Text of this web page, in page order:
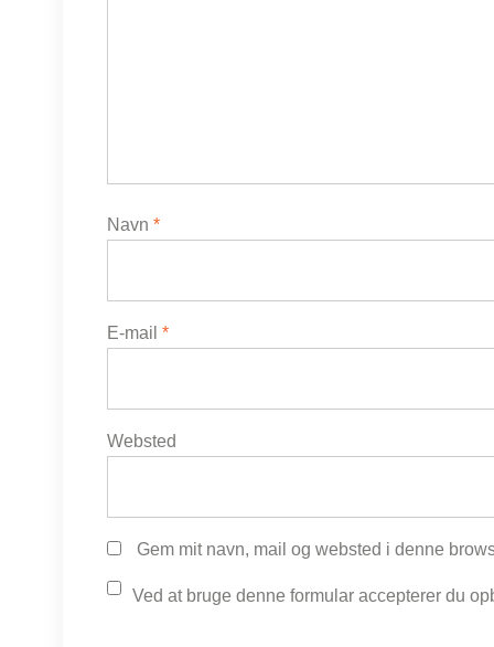
Navn *
E-mail *
Websted
Gem mit navn, mail og websted i denne
Ved at bruge denne formular accepterer du